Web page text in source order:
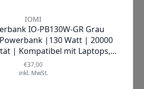
In den Warenkorb